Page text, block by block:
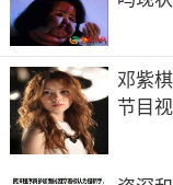
邓紫
节目